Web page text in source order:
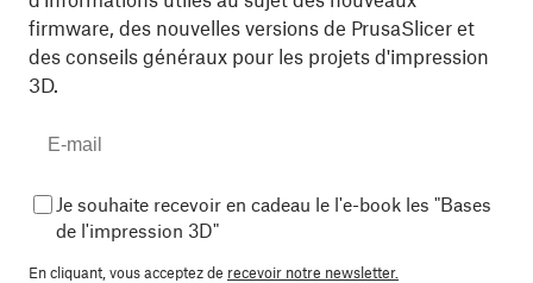
firmware, des nouvelles versions de PrusaSlicer et
des conseils généraux pour les projets d'impression
3D.
Je souhaite recevoir en cadeau le l'e-book les "Bases
de l'impression 3D"
En cliquant, vous acceptez de recevoir notre newsletter.